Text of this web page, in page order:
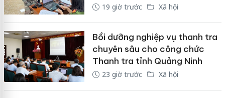
19 giờ trước Xã hội
Bồi dưỡng nghiệp vụ thanh tra
chuyên sâu cho công chức
Thanh tra tỉnh Quảng Ninh
23 giờ trước Xã hội